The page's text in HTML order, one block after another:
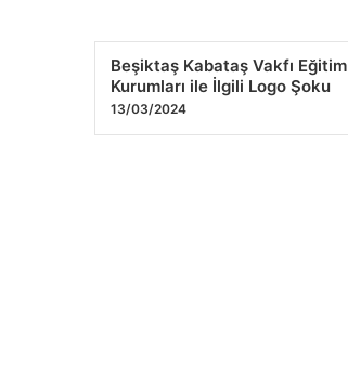
Beşiktaş Kabataş Vakfı Eğitim
Kurumları ile İlgili Logo Şoku
13/03/2024